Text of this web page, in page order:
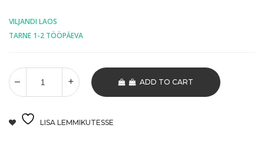
VILJANDI LAOS
TARNE 1-2 TÖÖPÄEVA
ADD TO CART
LISA LEMMIKUTESSE